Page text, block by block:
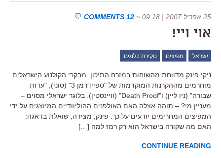
25 אפריל 2007 | 09:18 ~
12 COMMENTS
אוי ויי!
ישראל מפיצים סקירת בלוגים
ניקי פינק מדווחת מהשוחות במזרח התיכון: מבקרי הקולנוע הישראלים
מוחרמים מההקרנות המוקדמות של "ספיידרמן 3" (סוני), "עדות
שבורה" (ניו ליין) ו"Death Proof" (וויינסטין). בלוגר ישראלי מסוים –
מעניין מי? – תוהה אצלה האם האולפנים ההוליוודיים המיוצגים על ידי
המפיצים המחרימים יודעים על כך. פינק, מצידה, שואלת בדאגה:
האם מה שקורה בישראל הוא רק רמז למה […]
CONTINUE READING